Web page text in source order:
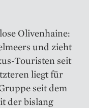
Olivenhaine:
und zieht
Touristen seit
liegt für
seit dem
der bislang